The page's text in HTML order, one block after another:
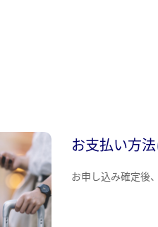
お支払い方
お申し込み確定後